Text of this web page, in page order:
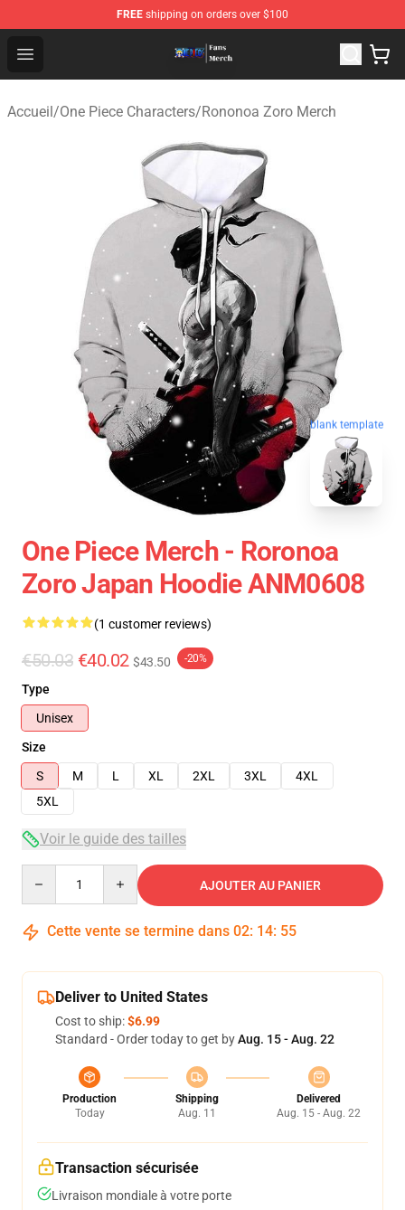
FREE shipping on orders over $100
Open menu
One Piece Store - Official One Piece Merchandise Shop
Accueil/One Piece Characters/Rononoa Zoro Merch
blank template
One Piece Merch - Roronoa
Zoro Japan Hoodie ANM0608
(1 customer reviews)
€50.03 €40.02 $43.50 -20%
Type
Unisex
Size
S
M L XL 2XL 3XL
4XL
5XL
Voir le guide des tailles
AJOUTER AU PANIER
Cette vente se termine dans 02: 14: 53
Deliver to United States
Cost to ship:$6.99
Standard - Order today to get byAug. 15 - Aug. 22
Production
Today
Shipping
Aug. 11
Delivered
Aug. 15 - Aug. 22
Transaction sécurisée
Livraison mondiale à votre porte